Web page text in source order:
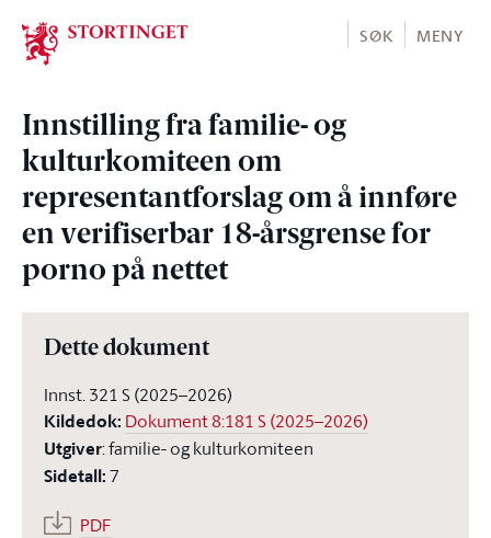
Stortinget.no
SØK MENY
Innstilling fra familie- og
kulturkomiteen om
representantforslag om å innføre
en verifiserbar 18-årsgrense for
porno på nettet
Dette dokument
Innst. 321 S (2025–2026)
Kildedok: Dokument 8:181 S (2025–2026)
Utgiver:familie- og kulturkomiteen
Sidetall:7
PDF